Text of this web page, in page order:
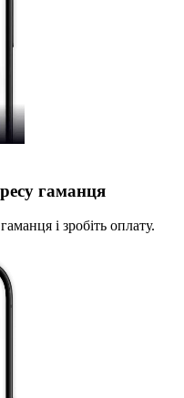
гаманця
і зробіть оплату.